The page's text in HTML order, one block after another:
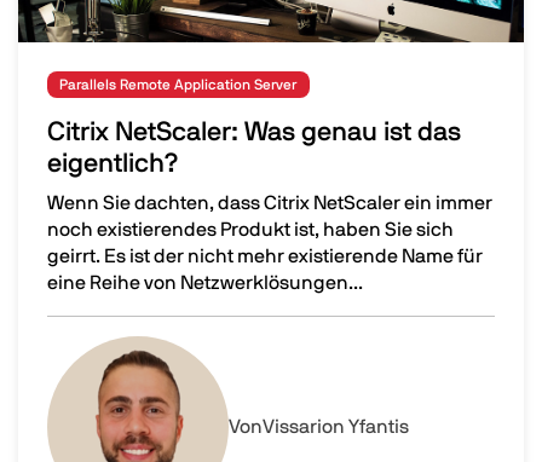
Parallels Remote Application Server
Citrix NetScaler: Was genau ist das
eigentlich?
Wenn Sie dachten, dass Citrix NetScaler ein immer
noch existierendes Produkt ist, haben Sie sich
geirrt. Es ist der nicht mehr existierende Name für
eine Reihe von Netzwerklösungen...
Citrix NetScaler: Was genau ist das eigentlich?
Image
VonVissarion Yfantis